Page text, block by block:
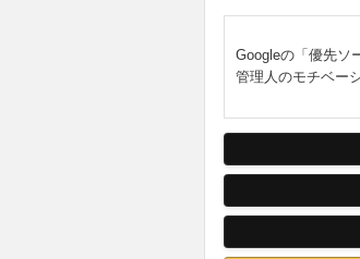
Googleの「優先ソ
管理人のモチベー